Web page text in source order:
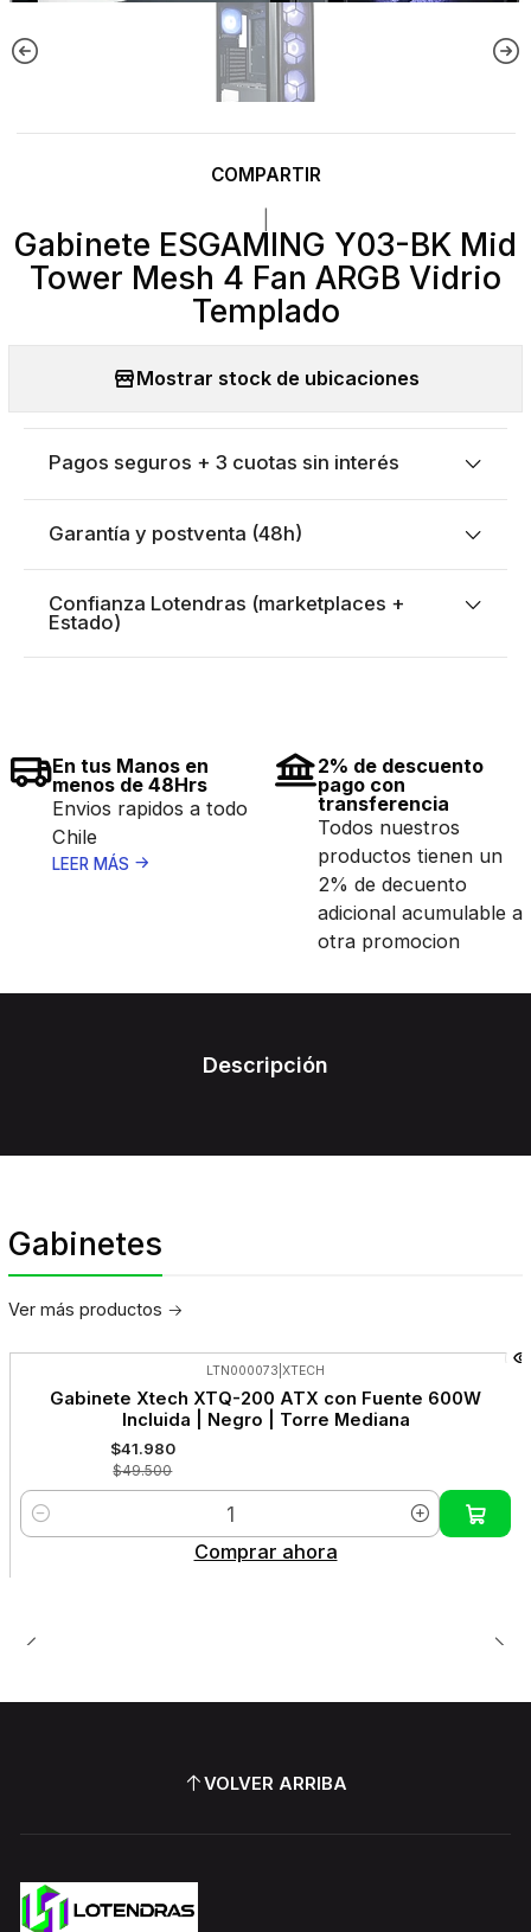
COMPARTIR
Gabinete ESGAMING Y03-BK Mid
Tower Mesh 4 Fan ARGB Vidrio
Templado
Mostrar stock de ubicaciones
Pagos seguros + 3 cuotas sin interés
Garantía y postventa (48h)
Confianza Lotendras (marketplaces +
Estado)
En tus Manos en
menos de 48Hrs
Envios rapidos a todo
Chile
LEER MÁS
2% de descuento
pago con
transferencia
Todos nuestros
productos tienen un
2% de decuento
adicional acumulable a
otra promocion
Descripción
Gabinetes
Ver más productos
-15%
OFF
LTN000073 XTECH
Gabinete Xtech XTQ-200 ATX con Fuente 600W
Incluida | Negro | Torre Mediana
$41.980
$49.500
Cantidad
Comprar ahora
VOLVER ARRIBA